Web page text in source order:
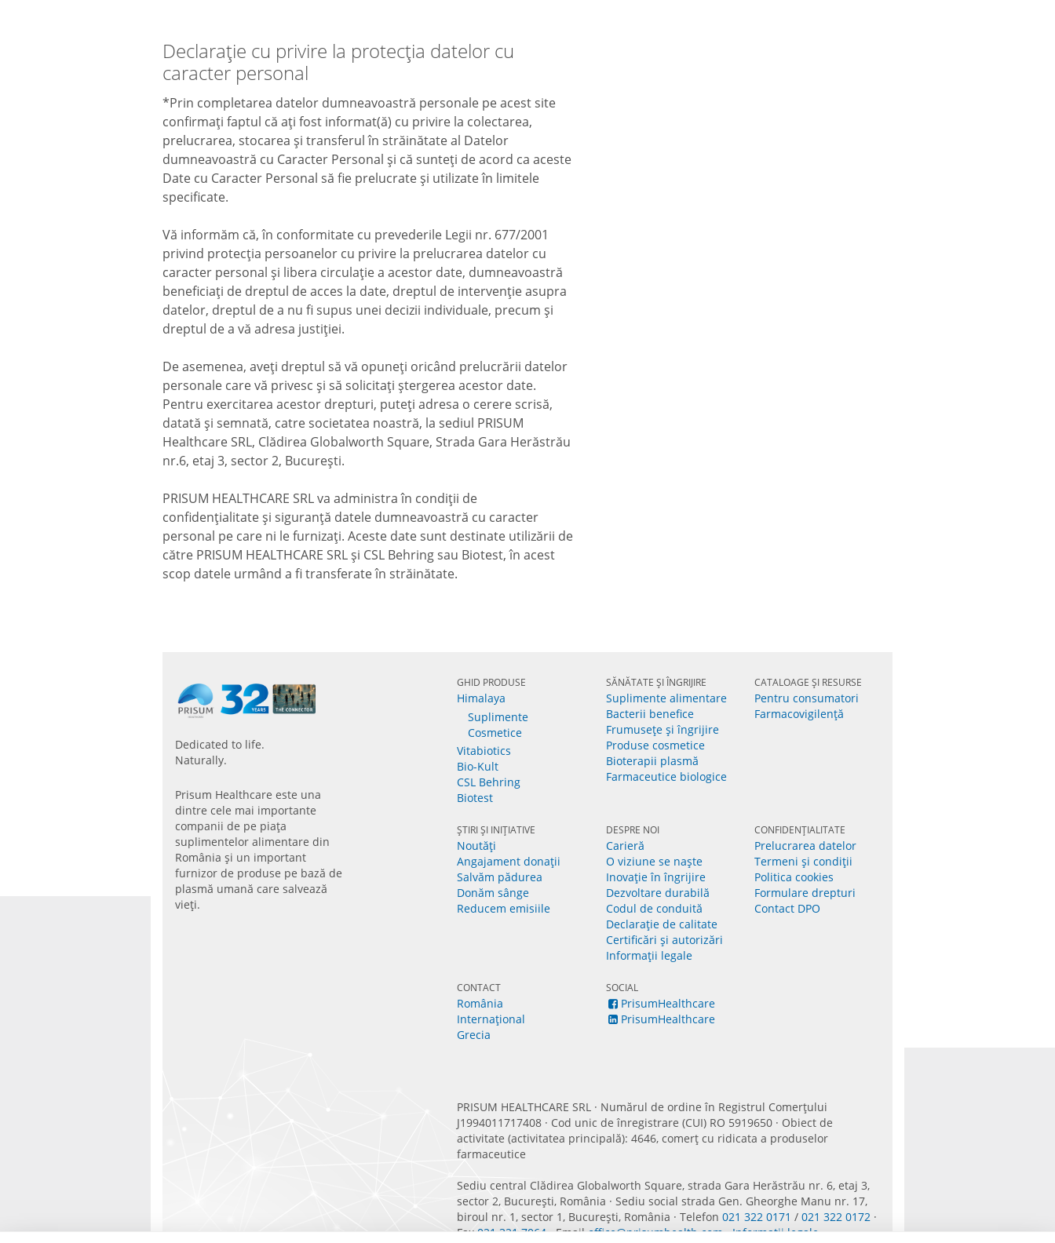
Declarație cu privire la protecția datelor cu
caracter personal
*Prin completarea datelor dumneavoastră personale pe acest site
confirmați faptul că ați fost informat(ă) cu privire la colectarea,
prelucrarea, stocarea și transferul în străinătate al Datelor
dumneavoastră cu Caracter Personal și că sunteți de acord ca aceste
Date cu Caracter Personal să fie prelucrate și utilizate în limitele
specificate.
Vă informăm că, în conformitate cu prevederile Legii nr. 677/2001
privind protecția persoanelor cu privire la prelucrarea datelor cu
caracter personal și libera circulație a acestor date, dumneavoastră
beneficiați de dreptul de acces la date, dreptul de intervenție asupra
datelor, dreptul de a nu fi supus unei decizii individuale, precum și
dreptul de a vă adresa justiției.
De asemenea, aveți dreptul să vă opuneți oricând prelucrării datelor
personale care vă privesc și să solicitați ștergerea acestor date.
Pentru exercitarea acestor drepturi, puteți adresa o cerere scrisă,
datată și semnată, catre societatea noastră, la sediul PRISUM
Healthcare SRL, Clădirea Globalworth Square, Strada Gara Herăstrău
nr.6, etaj 3, sector 2, București.
PRISUM HEALTHCARE SRL va administra în condiții de
confidențialitate și siguranță datele dumneavoastră cu caracter
personal pe care ni le furnizați. Aceste date sunt destinate utilizării de
către PRISUM HEALTHCARE SRL și CSL Behring sau Biotest, în acest
scop datele urmând a fi transferate în străinătate.
Dedicated to life.
Naturally.
Prisum Healthcare este una
dintre cele mai importante
companii de pe piaţa
suplimentelor alimentare din
România și un important
furnizor de produse pe bază de
plasmă umană care salvează
vieţi.
GHID PRODUSE
Himalaya
Suplimente
Cosmetice
Vitabiotics
Bio-Kult
CSL Behring
Biotest
SĂNĂTATE ȘI ÎNGRIJIRE
Suplimente alimentare
Bacterii benefice
Frumusețe și îngrijire
Produse cosmetice
Bioterapii plasmă
Farmaceutice biologice
CATALOAGE ȘI RESURSE
Pentru consumatori
Farmacovigilenţă
ȘTIRI ȘI INIȚIATIVE
Noutăți
Angajament donații
Salvăm pădurea
Donăm sânge
Reducem emisiile
DESPRE NOI
Carieră
O viziune se naște
Inovație în îngrijire
Dezvoltare durabilă
Codul de conduită
Declarație de calitate
Certificări și autorizări
Informații legale
CONFIDENȚIALITATE
Prelucrarea datelor
Termeni și condiții
Politica cookies
Formulare drepturi
Contact DPO
CONTACT
România
Internațional
Grecia
SOCIAL
PrisumHealthcare
PrisumHealthcare
PRISUM HEALTHCARE SRL · Numărul de ordine în Registrul Comerțului
J1994011717408 · Cod unic de înregistrare (CUI) RO 5919650 · Obiect de
activitate (activitatea principală): 4646, comerț cu ridicata a produselor
farmaceutice
Sediu central Clădirea Globalworth Square, strada Gara Herăstrău nr. 6, etaj 3,
sector 2, București, România · Sediu social strada Gen. Gheorghe Manu nr. 17,
biroul nr. 1, sector 1, București, România · Telefon021 322 0171 /021 322 0172 ·
Fax021 321 7064· Emailoffice@prisumhealth.com·Informații legale